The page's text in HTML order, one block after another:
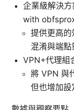
企業級解決
with
提供更高的
混淆與端點
VPN+代理組
將 VPN 與
但也增加設